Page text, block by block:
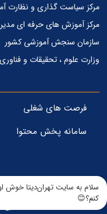
مرکز‌ سیاست گذاری‌ و‌ نظارت
مرکز آموزش های حرفه ای
سازمان سنجش آموزشی کشور
وزارت علوم ، تحقیقات و فناوری
فرصت های شغلی
سامانه پخش محتوا
سلام به سایت تهران‌دیتا
کنم؟😊